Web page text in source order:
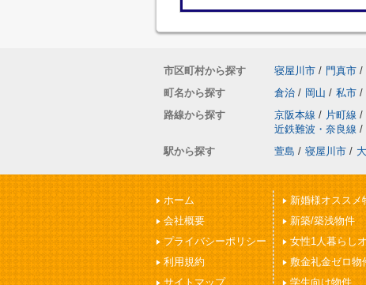
市区町村から探す 寝屋川市 / 門真市 /
町名から探す
倉治 / 岡山 / 私市 /
路線から探す
京阪本線 / 片町線 /
近鉄難波・奈良線 /
駅から探す
萱島 / 寝屋川市 /
ホーム
会社概要
プライバシーポリシー
利用規約
サイトマップ
新婚様オススメ
新築/築浅物件
女性1人暮らし
敷金礼金ゼロ物
学生向け物件